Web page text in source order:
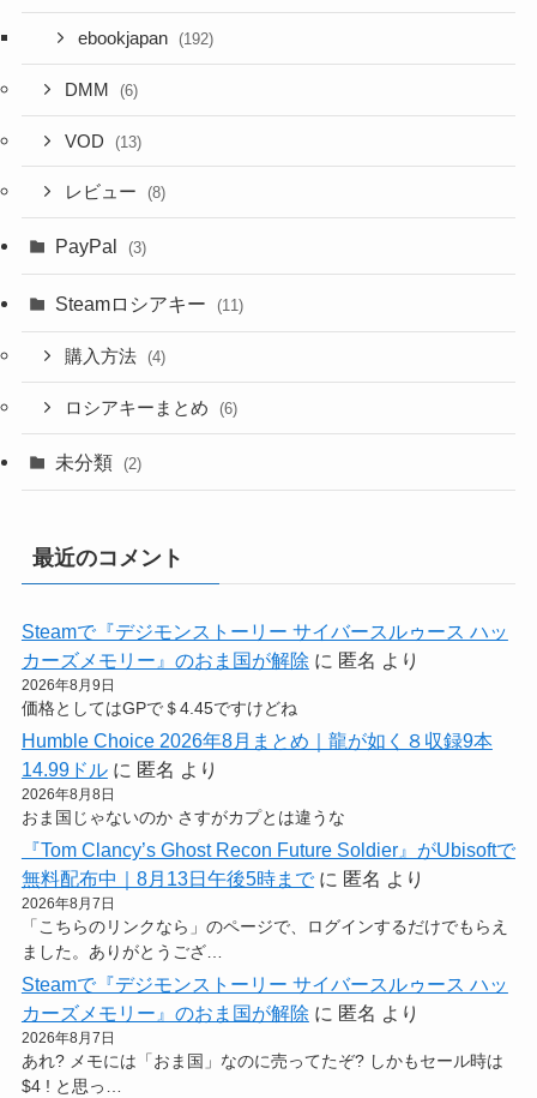
ebookjapan (192)
DMM (6)
VOD (13)
レビュー (8)
PayPal (3)
Steamロシアキー (11)
購入方法 (4)
ロシアキーまとめ (6)
未分類 (2)
最近のコメント
Steamで『デジモンストーリー サイバースルゥース ハッ
カーズメモリー』のおま国が解除 に 匿名 より
2026年8月9日
価格としてはGPで＄4.45ですけどね
Humble Choice 2026年8月まとめ｜龍が如く８収録9本
14.99ドルに 匿名 より
2026年8月8日
おま国じゃないのか さすがカプとは違うな
『Tom Clancy’s Ghost Recon Future Soldier』がUbisoftで
無料配布中｜8月13日午後5時までに 匿名 より
2026年8月7日
「こちらのリンクなら」のページで、ログインするだけでもらえ
ました。ありがとうござ…
Steamで『デジモンストーリー サイバースルゥース ハッ
カーズメモリー』のおま国が解除 に 匿名 より
2026年8月7日
あれ? メモには「おま国」なのに売ってたぞ? しかもセール時は
$4 ! と思っ…